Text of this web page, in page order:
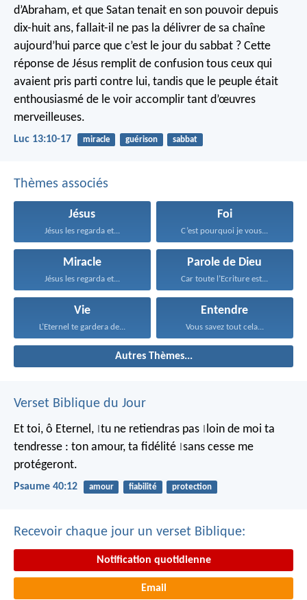
d’Abraham, et que Satan tenait en son pouvoir depuis
dix-huit ans, fallait-il ne pas la délivrer de sa chaîne
aujourd’hui parce que c’est le jour du sabbat ? Cette
réponse de Jésus remplit de confusion tous ceux qui
avaient pris parti contre lui, tandis que le peuple était
enthousiasmé de le voir accomplir tant d’œuvres
merveilleuses.
Luc 13:10-17 miracle guérison sabbat
Thèmes associés
Jésus
Jésus les regarda et...
Foi
C’est pourquoi je vous...
Miracle
Jésus les regarda et...
Parole de Dieu
Car toute l’Ecriture est...
Vie
L’Eternel te gardera de...
Entendre
Vous savez tout cela...
Autres Thèmes...
Verset Biblique du Jour
Et toi, ô Eternel, tu ne retiendras pas loin de moi ta
tendresse : ton amour, ta fidélité sans cesse me
protégeront.
Psaume 40:12 amour fiabilité protection
Recevoir chaque jour un verset Biblique:
Notification quotidienne
Email